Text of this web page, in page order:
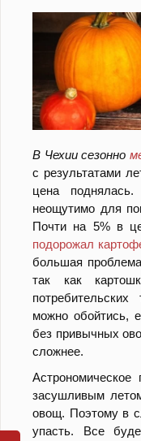
В Чехии сезонно
с результатами
цена
неощутимо для
Почти на 5% в
подорожал
большая
так как
можно обойтись,
без привычных
сложнее.
засушливым
овощ. Поэтому в
упасть. Все